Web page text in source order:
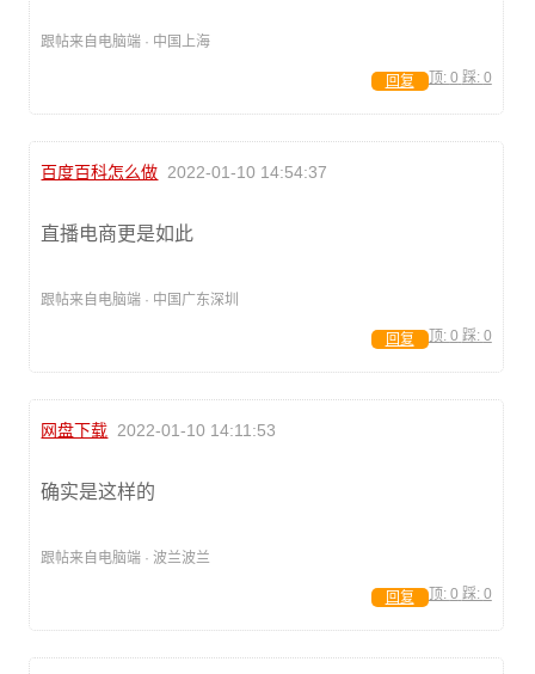
跟帖来自电脑端 · 中国上海
顶: 0 踩: 0
回复
百度百科怎么做 2022-01-10 14:54:37
直播电商更是如此
跟帖来自电脑端 · 中国广东深圳
顶: 0 踩: 0
回复
网盘下载 2022-01-10 14:11:53
确实是这样的
跟帖来自电脑端 · 波兰波兰
顶: 0 踩: 0
回复